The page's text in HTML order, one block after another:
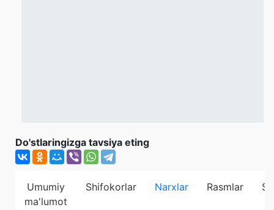
Do'stlaringizga tavsiya eting
Umumiy
ma'lumot
Shifokorlar Narxlar Rasmlar